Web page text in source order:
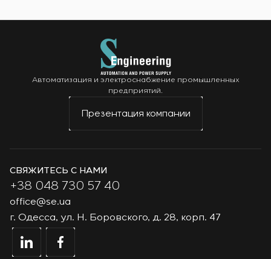
Автоматизация и электроснабжение промышленных
предприятий.
Презентация компании
СВЯЖИТЕСЬ С НАМИ
+38 048 730 57 40
office@se.ua
г. Одесса, ул. Н. Боровского, д. 28, корп. 47